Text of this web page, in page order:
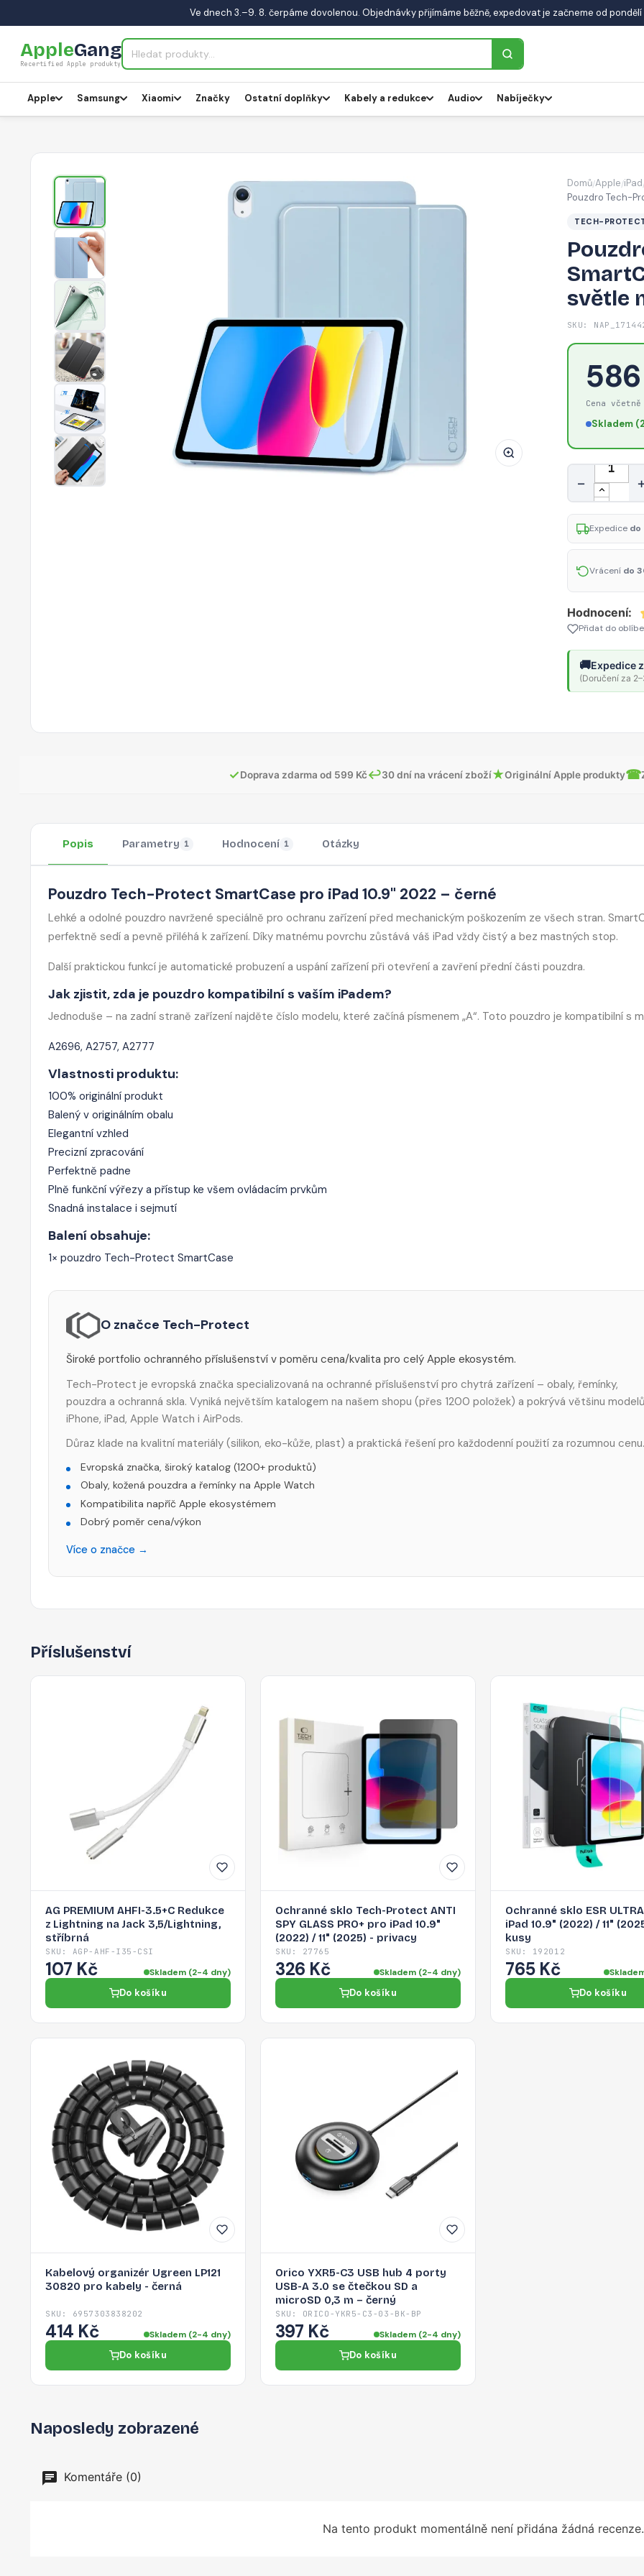
Ve dnech 3.–9. 8. čerpáme dovolenou. Objednávky přijímáme běžně, expedovat je začneme od pondělí
AppleGang
Recertified Apple produkty
Apple Samsung Xiaomi Značky Ostatní doplňky Kabely a redukce Audio Nabíječky
Pouzdro
Tech-
Protect
SmartCase
pro
iPad
10.9"
2022
–
Domů/Apple/iPad
Pouzdro Tech-
TECH-
světle
SKU:
Cena
Skladem
Množství
−
Expedice do
Vrácení do
Hodnocení:
Přidat do
🚚Expedice
(Doručení za
✓Doprava zdarma od 599 Kč↩30 dní na vrácení zboží★Originální Apple produkty☎
Popis Parametry 1 Hodnocení 1 Otázky
Pouzdro Tech-Protect SmartCase pro iPad 10.9" 2022 – černé
Lehké a odolné pouzdro navržené speciálně pro ochranu zařízení před mechanickým poškozením ze všech stran.
perfektně sedí a pevně přiléhá k zařízení. Díky matnému povrchu zůstává váš iPad vždy čistý a bez mastných stop.
Další praktickou funkcí je automatické probuzení a uspání zařízení při otevření a zavření přední části pouzdra.
Jak zjistit, zda je pouzdro kompatibilní s vaším iPadem?
Jednoduše – na zadní straně zařízení najděte číslo modelu, které začíná písmenem „A“. Toto pouzdro je kompatibilní s
A2696, A2757, A2777
Vlastnosti produktu:
100% originální produkt
Balený v originálním obalu
Elegantní vzhled
Precizní zpracování
Perfektně padne
Plně funkční výřezy a přístup ke všem ovládacím prvkům
Snadná instalace i sejmutí
Balení obsahuje:
1× pouzdro Tech-Protect SmartCase
O značce Tech-Protect
Široké portfolio ochranného příslušenství v poměru cena/kvalita pro celý Apple ekosystém.
Tech-Protect je evropská značka specializovaná na ochranné příslušenství pro chytrá zařízení – obaly, řemínky,
pouzdra a ochranná skla. Vyniká největším katalogem na našem shopu (přes 1200 položek) a pokrývá většinu
iPhone, iPad, Apple Watch i AirPods.
Důraz klade na kvalitní materiály (silikon, eko-kůže, plast) a praktická řešení pro každodenní použití za rozumnou cenu.
Evropská značka, široký katalog (1200+ produktů)
Obaly, kožená pouzdra a řemínky na Apple Watch
Kompatibilita napříč Apple ekosystémem
Dobrý poměr cena/výkon
Více o značce →
Příslušenství
AG PREMIUM AHFI-3.5+C Redukce
z Lightning na Jack 3,5/Lightning,
stříbrná
SKU: AGP-AHF-I35-CSI
107 Kč Skladem (2-4 dny)
Do košíku
Ochranné sklo Tech-Protect ANTI
SPY GLASS PRO+ pro iPad 10.9"
(2022) / 11" (2025) - privacy
SKU: 27765
326 Kč Skladem (2-4 dny)
Do košíku
Ochranné sklo ESR
iPad 10.9" (2022) / 11"
kusy
SKU: 192012
765 Kč
Do košíku
Kabelový organizér Ugreen LP121
30820 pro kabely - černá
SKU: 6957303838202
414 Kč Skladem (2-4 dny)
Do košíku
Orico YXR5-C3 USB hub 4 porty
USB-A 3.0 se čtečkou SD a
microSD 0,3 m – černý
SKU: ORICO-YKR5-C3-03-BK-BP
397 Kč Skladem (2-4 dny)
Do košíku
Naposledy zobrazené
Komentáře (0)
Na tento produkt momentálně není přidána žádná recenze.